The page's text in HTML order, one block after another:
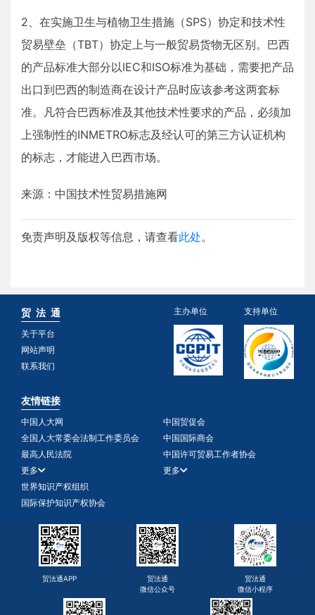
2、在实施卫生与植物卫生措施（SPS）协定和技术性
贸易壁垒（TBT）协定上与一般贸易货物无区别。巴西
的产品标准大部分以IEC和ISO标准为基础，需要把产品
出口到巴西的制造商在设计产品时应该参考这两套标
准。凡符合巴西标准及其他技术性要求的产品，必须加
上强制性的INMETRO标志及经认可的第三方认证机构
的标志，才能进入巴西市场。
来源：中国技术性贸易措施网
免责声明及版权等信息，请查看此处。
贸 法 通
关于平台
网站声明
联系我们
主办单位 支持单位
友情链接
中国人大网
全国人大常委会法制工作委员会
最高人民法院
更多
中国贸促会
中国国际商会
中国许可贸易工作者协会
更多
世界知识产权组织
国际保护知识产权协会
贸法通APP
贸法通
微信公众号
贸法通
微信小程序